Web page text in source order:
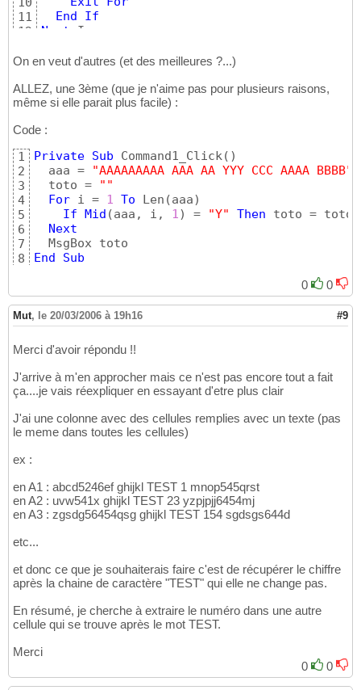
11
12
14
End
If
Next
I
End Sub
On en veut d'autres (et des meilleures ?...)
ALLEZ, une 3ème (que je n'aime pas pour plusieurs raisons,
même si elle parait plus facile) :
Code :
1
2
3
4
5
6
7
8
Private Sub Command1_Click( )
  aaa =
"AAAAAAAAA AAA AA YYY CCC AAAA BBBB"
  toto =
""
For i = 1 To Len (aaa)
If
Mid (aaa, i, 1) = "Y" Then toto = toto
Next
End
Sub
0 0
Mut, le 20/03/2006 à 19h16 #9
Merci d'avoir répondu !!
J'arrive à m'en approcher mais ce n'est pas encore tout a fait
ça....je vais réexpliquer en essayant d'etre plus clair
J'ai une colonne avec des cellules remplies avec un texte (pas
le meme dans toutes les cellules)
ex :
en A1 : abcd5246ef ghijkl TEST 1 mnop545qrst
en A2 : uvw541x ghijkl TEST 23 yzpjpjj6454mj
en A3 : zgsdg56454qsg ghijkl TEST 154 sgdsgs644d
etc...
et donc ce que je souhaiterais faire c'est de récupérer le chiffre
après la chaine de caractère "TEST" qui elle ne change pas.
En résumé, je cherche à extraire le numéro dans une autre
cellule qui se trouve après le mot TEST.
Merci
0
0